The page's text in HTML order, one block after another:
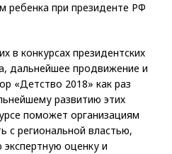
ребенка при президенте РФ
в конкурсах президентских
дальнейшее продвижение и
«Детство 2018» как раз
развитию этих
поможет организациям
с региональной властью,
оценку и